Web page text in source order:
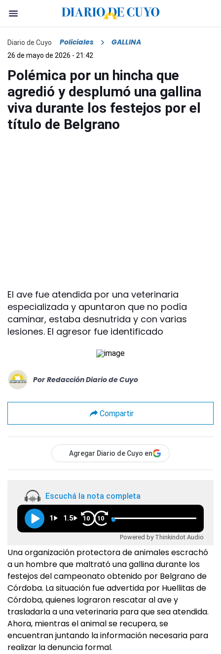
Diario de Cuyo Policiales GALLINA
26 de mayo de 2026 - 21:42
Polémica por un hincha que
agredió y desplumó una gallina
viva durante los festejos por el
título de Belgrano
El ave fue atendida por una veterinaria
especializada y apuntaron que no podía
caminar, estaba desnutrida y con varias
lesiones. El agresor fue identificado
Por Redacción Diario de Cuyo
Compartir
Agregar Diario de Cuyo en
Escuchá la nota completa
1 1.5 10 10
Powered by Thinkindot Audio
Una organización protectora de animales escrachó
a un hombre que maltrató una gallina durante los
festejos del campeonato obtenido por Belgrano de
Córdoba. La situación fue advertida por Huellitas de
Córdoba, quienes lograron rescatar al ave y
trasladarla a una veterinaria para que sea atendida.
Ahora, mientras el animal se recupera, se
encuentran juntando la información necesaria para
realizar la denuncia formal.